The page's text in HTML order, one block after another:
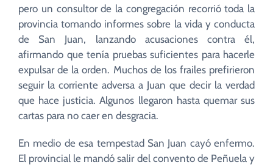
pero un consultor de la congregación recorrió toda la
provincia tomando informes sobre la vida y conducta
de San Juan, lanzando acusaciones contra él,
afirmando que tenía pruebas suficientes para hacerle
expulsar de la orden. Muchos de los frailes prefirieron
seguir la corriente adversa a Juan que decir la verdad
que hace justicia. Algunos llegaron hasta quemar sus
cartas para no caer en desgracia.
En medio de esa tempestad San Juan cayó enfermo.
El provincial le mandó salir del convento de Peñuela y